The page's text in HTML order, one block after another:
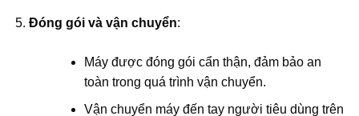
Đóng gói và vận chuyển:
Máy được đóng gói cẩn thận, đảm bảo an
toàn trong quá trình vận chuyển.
Vận chuyển máy đến tay người tiêu dùng trên